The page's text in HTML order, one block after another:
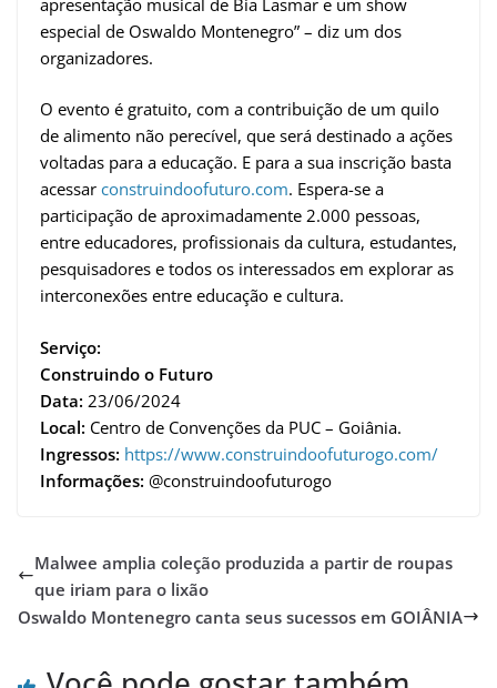
especial de Oswaldo Montenegro” – diz um dos
organizadores.
O evento é gratuito, com a contribuição de um quilo
de alimento não perecível, que será destinado a ações
voltadas para a educação. E para a sua inscrição basta
acessar construindoofuturo.com. Espera-se a
participação de aproximadamente 2.000 pessoas,
entre educadores, profissionais da cultura, estudantes,
pesquisadores e todos os interessados em explorar as
interconexões entre educação e cultura.
Serviço:
Construindo o Futuro
Data: 23/06/2024
Local: Centro de Convenções da PUC – Goiânia.
Ingressos: https://www.construindoofuturogo.com/
Informações: @construindoofuturogo
Malwee amplia coleção produzida a partir de roupas
que iriam para o lixão
Oswaldo Montenegro canta seus sucessos em GOIÂNIA